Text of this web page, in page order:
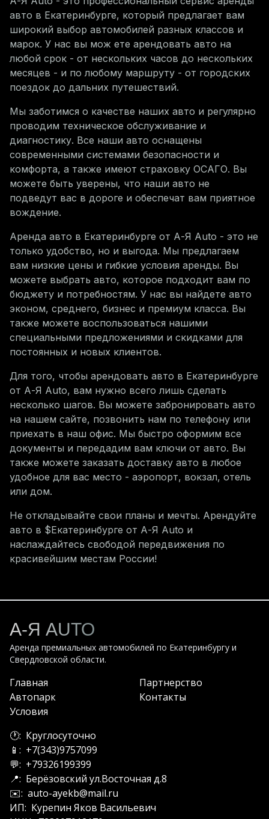
авто в Екатеринбурге, который предлагает вам
широкий выбор автомобилей разных классов и
марок. У нас вы мож ете арендовать авто на
любой срок - от нескольких часов до нескольких
месяцев - и по любому маршруту - от городских
поездок до дальних путешествий.
Мы заботимся о качестве наших авто и регулярно
проводим техническое обслуживание и
диагностику. Все наши авто оснащены
современными системами безопасности и
комфорта, а также имеют страховку ОСАГО. Вы
можете быть уверены, что наши авто не
подведут вас в дороге и обеспечат вам приятное
вождение.
Аренда авто в Екатеринбурге от А-Я Auto - это не
только удобство, но и выгода. Мы предлагаем
вам низкие цены и гибкие условия аренды. Вы
можете выбрать авто, которое подходит вам по
бюджету и потребностям. У нас вы найдете авто
эконом, среднего, бизнес и премиум класса. Вы
также можете воспользоваться нашими
специальными предложениями и скидками для
постоянных и новых клиентов.
Для того, чтобы арендовать авто в Екатеринбурге
от А-Я Auto, вам нужно всего лишь сделать
несколько шагов. Вы можете забронировать авто
на нашем сайте, позвонить нам по телефону или
приехать в наш офис. Мы быстро оформим все
документы и передадим вам ключи от авто. Вы
также можете заказать доставку авто в любое
удобное для вас место - аэропорт, вокзал, отель
или дом.
Не откладывайте свои планы и мечты. Арендуйте
авто в $Екатеринбурге от А-Я Auto и
наслаждайтесь свободой передвижения по
красивейшим местам России!
А-Я AUTO
Аренда премиальных автомобилей по Екатеринбургу и
Свердловской области.
Главная
Автопарк
Условия
Партнерство
Контакты
🕐: Круглосуточно
📱: +7(343)9757099
💬: +79326199399
📍: Берёзовский ул.Восточная д.8
✉️: auto-ayekb@mail.ru
ИП: Курепин Яков Васильевич